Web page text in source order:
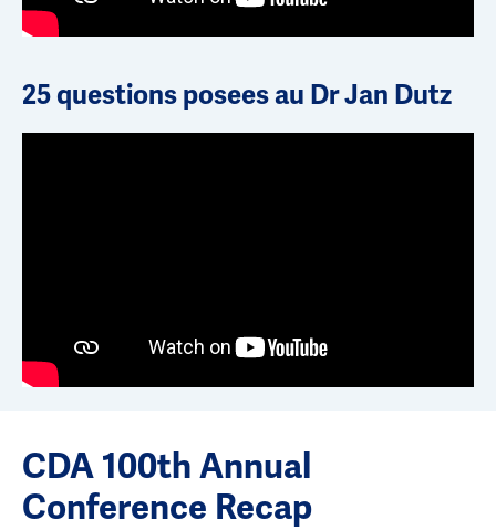
25 questions posees au Dr Jan Dutz
CDA 100th Annual
Conference Recap